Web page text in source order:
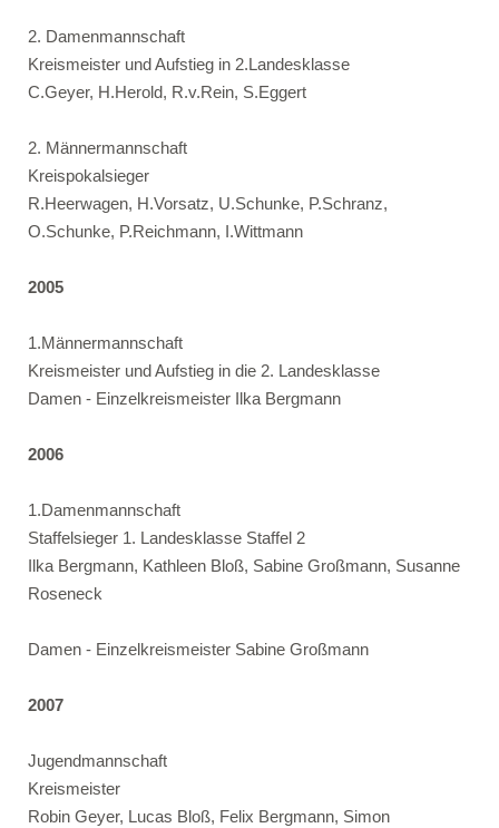
2. Damenmannschaft
Kreismeister und Aufstieg in 2.Landesklasse
C.Geyer, H.Herold, R.v.Rein, S.Eggert
2. Männermannschaft
Kreispokalsieger
R.Heerwagen, H.Vorsatz, U.Schunke, P.Schranz,
O.Schunke, P.Reichmann, I.Wittmann
2005
1.Männermannschaft
Kreismeister und Aufstieg in die 2. Landesklasse
Damen - Einzelkreismeister Ilka Bergmann
2006
1.Damenmannschaft
Staffelsieger 1. Landesklasse Staffel 2
Ilka Bergmann, Kathleen Bloß, Sabine Großmann, Susanne
Roseneck
Damen - Einzelkreismeister Sabine Großmann
2007
Jugendmannschaft
Kreismeister
Robin Geyer, Lucas Bloß, Felix Bergmann, Simon